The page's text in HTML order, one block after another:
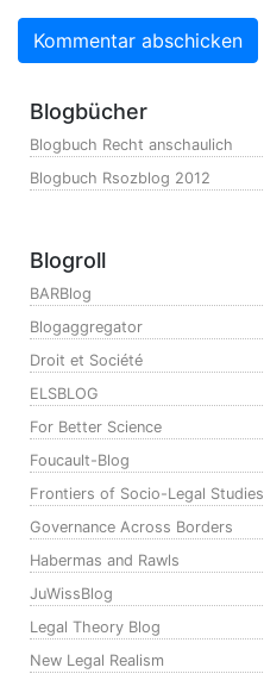
Blogbücher
Blogbuch Recht anschaulich
Blogbuch Rsozblog 2012
Blogroll
BARBlog
Blogaggregator
Droit et Société
ELSBLOG
For Better Science
Foucault-Blog
Frontiers of Socio-Legal Studies
Governance Across Borders
Habermas and Rawls
JuWissBlog
Legal Theory Blog
New Legal Realism